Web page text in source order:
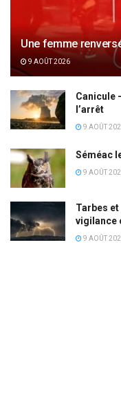
Une femme
9 AOÛT 2026
Canicule
l’arrêt
9 AOÛT
Séméac
9 AOÛT
Tarbes
vigilance
9 AOÛT